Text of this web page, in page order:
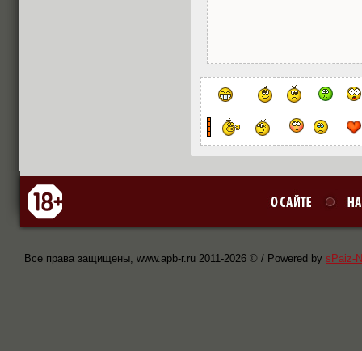
Все права защищены, www.apb-r.ru 2011-2026 © / Powered by sPaiz-